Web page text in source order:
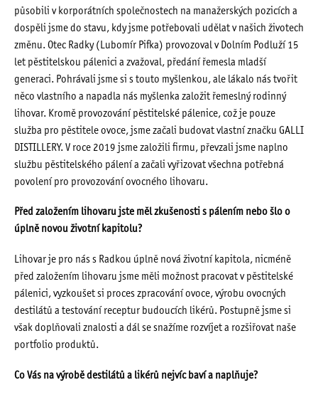
působili v korporátních společnostech na manažerských pozicích a
dospěli jsme do stavu, kdy jsme potřebovali udělat v našich životech
změnu. Otec Radky (Lubomír Pifka) provozoval v Dolním Podluží 15
let pěstitelskou pálenici a zvažoval, předání řemesla mladší
generaci. Pohrávali jsme si s touto myšlenkou, ale lákalo nás tvořit
něco vlastního a napadla nás myšlenka založit řemeslný rodinný
lihovar. Kromě provozování pěstitelské pálenice, což je pouze
služba pro pěstitele ovoce, jsme začali budovat vlastní značku GALLI
DISTILLERY. V roce 2019 jsme založili firmu, převzali jsme naplno
službu pěstitelského pálení a začali vyřizovat všechna potřebná
povolení pro provozování ovocného lihovaru.
Před založením lihovaru jste měl zkušenosti s pálením nebo šlo o
úplně novou životní kapitolu?
Lihovar je pro nás s Radkou úplně nová životní kapitola, nicméně
před založením lihovaru jsme měli možnost pracovat v pěstitelské
pálenici, vyzkoušet si proces zpracování ovoce, výrobu ovocných
destilátů a testování receptur budoucích likérů. Postupně jsme si
však doplňovali znalosti a dál se snažíme rozvíjet a rozšiřovat naše
portfolio produktů.
Co Vás na výrobě destilátů a likérů nejvíc baví a naplňuje?